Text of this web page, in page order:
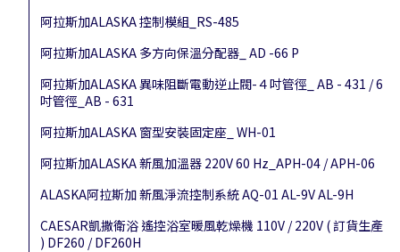
阿拉斯加ALASKA 控制模組_RS-485
阿拉斯加ALASKA 多方向保溫分配器_ AD -66 P
阿拉斯加ALASKA 異味阻斷電動逆止閥-４吋管徑_ AB - 431 / 6
吋管徑_AB - 631
阿拉斯加ALASKA 窗型安裝固定座_ WH-01
阿拉斯加ALASKA 新風加溫器 220V 60 Hz_APH-04 / APH-06
ALASKA阿拉斯加 新風淨流控制系統 AQ-01 AL-9V AL-9H
CAESAR凱撒衛浴 遙控浴室暖風乾燥機 110V / 220V ( 訂貨生產
) DF260 / DF260H